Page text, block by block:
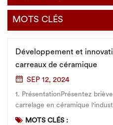
MOTS CLÉS
Développement et
carreaux de céramique
SEP 12, 2024
1. PrésentationPrésentez
carrelage en céramique l'industrie et son importance.(1)
Décrivez brièvement la
MOTS CLÉS :